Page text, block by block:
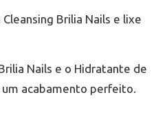
Brilia Nails e lixe
Nails e o Hidratante de
um acabamento perfeito.